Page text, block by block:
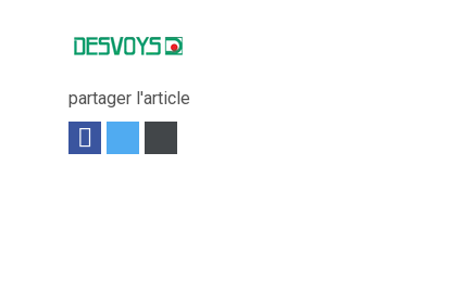
partager l'article